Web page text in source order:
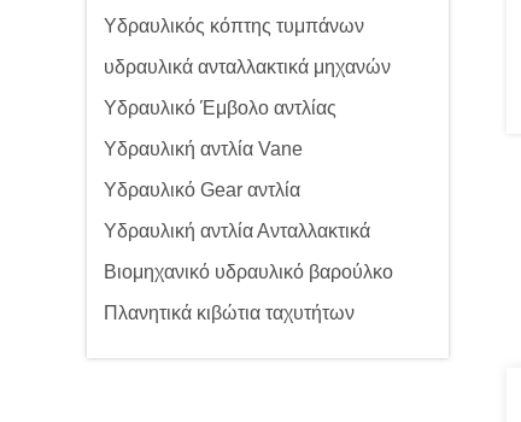
Υδραυλικός κόπτης τυμπάνων
υδραυλικά ανταλλακτικά μηχανών
Υδραυλικό Έμβολο αντλίας
Υδραυλική αντλία Vane
Υδραυλικό Gear αντλία
Υδραυλική αντλία Ανταλλακτικά
Βιομηχανικό υδραυλικό βαρούλκο
Πλανητικά κιβώτια ταχυτήτων